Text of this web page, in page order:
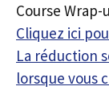
Course Wrap-
Cliquez ici
La réduction
lorsque vous